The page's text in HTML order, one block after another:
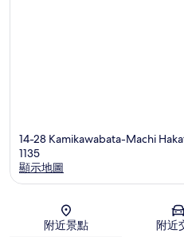
14-28 Kamikawabata-Machi
1135
顯示地圖
附近景點 附近